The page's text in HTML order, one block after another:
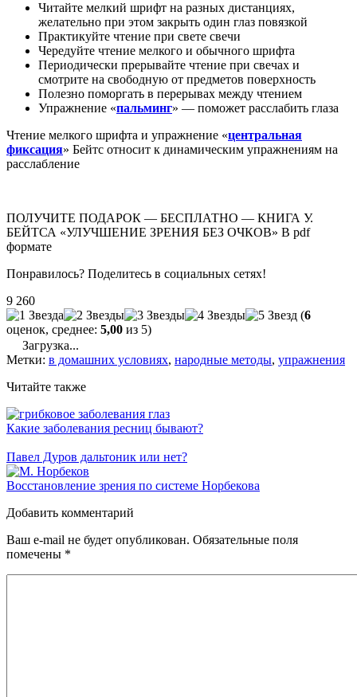
Читайте мелкий шрифт на разных дистанциях,
желательно при этом закрыть один глаз повязкой
Практикуйте чтение при свете свечи
Чередуйте чтение мелкого и обычного шрифта
Периодически прерывайте чтение при свечах и
смотрите на свободную от предметов поверхность
Полезно поморгать в перерывах между чтением
Упражнение «пальминг» — поможет расслабить глаза
Чтение мелкого шрифта и упражнение «центральная
фиксация» Бейтс относит к динамическим упражнениям на
расслабление
ПОЛУЧИТЕ ПОДАРОК — БЕСПЛАТНО — КНИГА У.
БЕЙТСА «УЛУЧШЕНИЕ ЗРЕНИЯ БЕЗ ОЧКОВ» В pdf
формате
Понравилось? Поделитесь в социальных сетях!
9 260
(6
оценок, среднее: 5,00 из 5)
Загрузка...
Метки: в домашних условиях, народные методы, упражнения
Читайте также
Какие заболевания ресниц бывают?
Павел Дуров дальтоник или нет?
Восстановление зрения по системе Норбекова
Добавить комментарий
Ваш e-mail не будет опубликован. Обязательные поля
помечены *